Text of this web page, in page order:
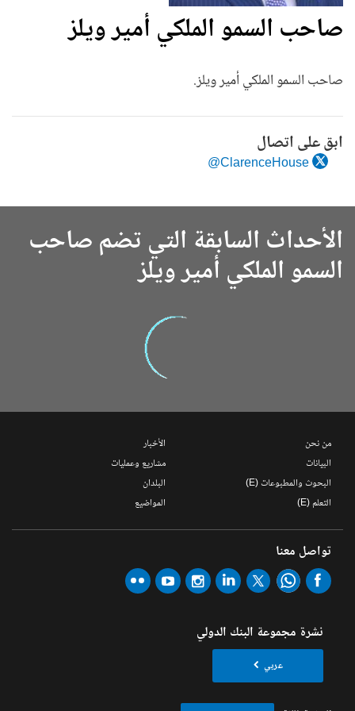
صاحب السمو الملكي أمير ويلز
صاحب السمو الملكي أمير ويلز.
ابق على اتصال
الأحداث السابقة التي تضم صاحب
السمو الملكي أمير ويلز
من نحن
البيانات
البحوث والمطبوعات (E)
التعلم (E)
الأخبار
مشاريع وعمليات
البلدان
المواضيع
تواصل معنا
نشرة مجموعة البنك الدولي
عربي